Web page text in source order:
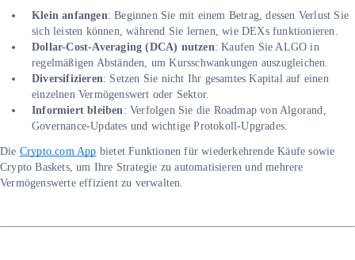
Klein anfangen: Beginnen Sie mit einem Betrag, dessen Verlust Sie
sich leisten können, während Sie lernen, wie DEXs funktionieren.
Dollar-Cost-Averaging (DCA) nutzen: Kaufen Sie ALGO in
regelmäßigen Abständen, um Kursschwankungen auszugleichen.
Diversifizieren: Setzen Sie nicht Ihr gesamtes Kapital auf einen
einzelnen Vermögenswert oder Sektor.
Informiert bleiben : Verfolgen Sie die Roadmap von Algorand,
Governance-Updates und wichtige Protokoll-Upgrades.
Die Crypto.com App bietet Funktionen für wiederkehrende Käufe sowie
Crypto Baskets, um Ihre Strategie zu automatisieren und mehrere
Vermögenswerte effizient zu verwalten.